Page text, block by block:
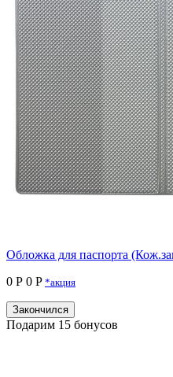
Обложка для паспорта
0 Р 0 P *акция
Закончился
Подарим 15 бонусов